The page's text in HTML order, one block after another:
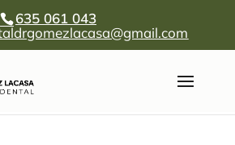
635 061 043